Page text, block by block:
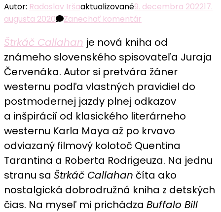
Autor: Radoslav Iršaaktualizované9. decembra 202217.
augusta 2020
Zanechať komentár
Štrkáč
Callahan
recenzia:
Koktejl
klasického
westernu
a
populárnej
kultúry
Štrkáč Callahan je nová kniha od
známeho slovenského spisovateľa Juraja
Červenáka. Autor si pretvára žáner
westernu podľa vlastných pravidiel do
postmodernej jazdy plnej odkazov
a inšpirácií od klasického literárneho
westernu Karla Maya až po krvavo
odviazaný filmový kolotoč Quentina
Tarantina a Roberta Rodrigeuza. Na jednu
stranu sa Štrkáč Callahan číta ako
nostalgická dobrodružná kniha z detských
čias. Na myseľ mi prichádza Buffalo Bill